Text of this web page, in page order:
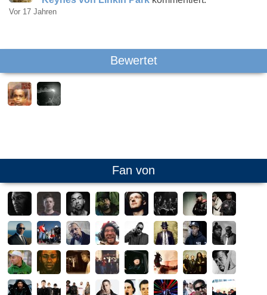
Vor 17 Jahren
Bewertet
Fan von